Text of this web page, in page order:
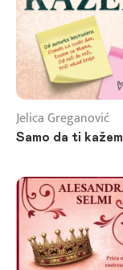
Jelica Greganović
Samo da ti kažem